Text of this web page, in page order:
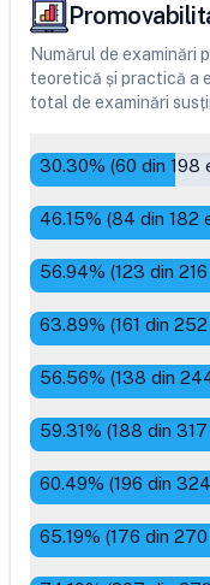
Numărul de examinări
teoretică și practică a
total de examinări
30.30% (60 din 198
46.15% (84 din 182
56.94% (123 din 216
63.89% (161 din 252
56.56% (138 din
59.31% (188 din 317
60.49% (196 din 324
65.19% (176 din 270